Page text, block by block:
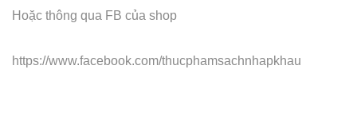
Hoặc thông qua FB của shop
https://www.facebook.com/thucphamsachnhapkhau